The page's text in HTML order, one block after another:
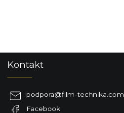
Kontakt
podpora@film-technika.com
Facebook